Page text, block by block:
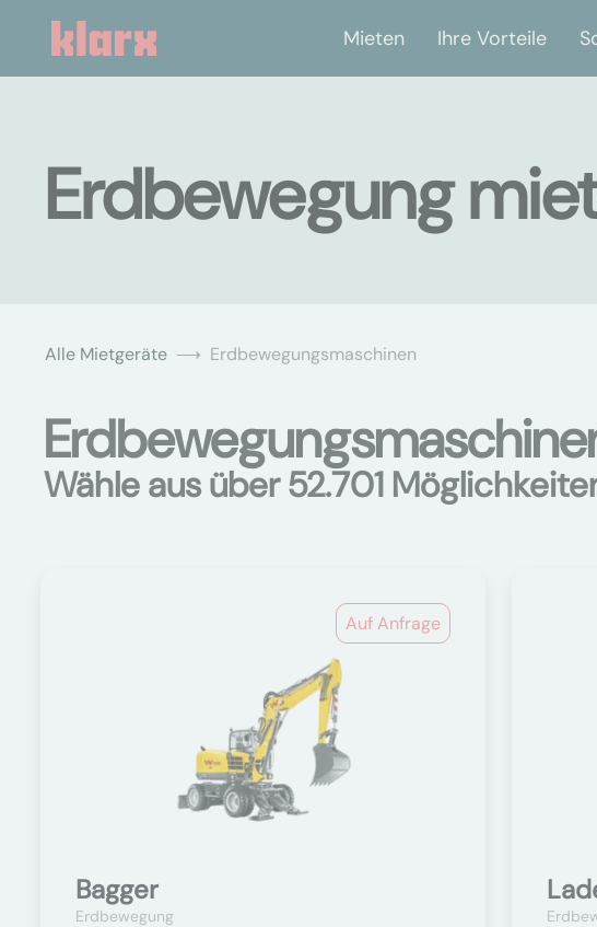
Mieten Ihre Vorteile
Erdbewegung
Alle Mietgeräte Erdbewegungsmaschinen
Wähle aus über 52.701
Auf Anfrage
Bagger
Erdbewegung